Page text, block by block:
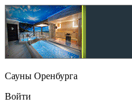
Сауны Оренбурга
Войти